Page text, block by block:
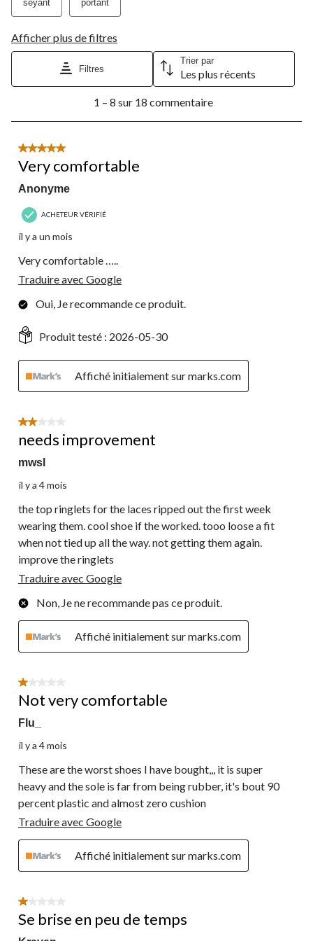
seyant portant
Afficher plus de filtres
Filtres
Trier par
Les plus récents
8
18
commentaire.
1 – 8 sur 18 commentaire
5 étoile(s) sur 5.
Very comfortable
Anonyme
ACHETEUR VÉRIFIÉ
il y a un mois
Very comfortable …..
Traduire avec Google
Oui, Je recommande ce produit.
Produit testé : 2026-05-30
Affiché initialement sur marks.com
2 étoile(s) sur 5.
needs improvement
mwsl
il y a 4 mois
the top ringlets for the laces ripped out the first week
wearing them. cool shoe if the worked. tooo loose a fit
when not tied up all the way. not getting them again.
improve the ringlets
Traduire avec Google
Non, Je ne recommande pas ce produit.
Affiché initialement sur marks.com
1 étoile(s) sur 5.
Not very comfortable
Flu_
il y a 4 mois
These are the worst shoes I have bought,,, it is super
heavy and the sole is far from being rubber, it's bout 90
percent plastic and almost zero cushion
Traduire avec Google
Affiché initialement sur marks.com
1 étoile(s) sur 5.
Se brise en peu de temps